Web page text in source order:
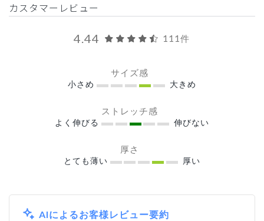
カスタマーレビュー
4.44 111件
サイズ感
小さめ 大きめ
ストレッチ感
よく伸びる 伸びない
厚さ
とても薄い 厚い
AIによるお客様レビュー要約